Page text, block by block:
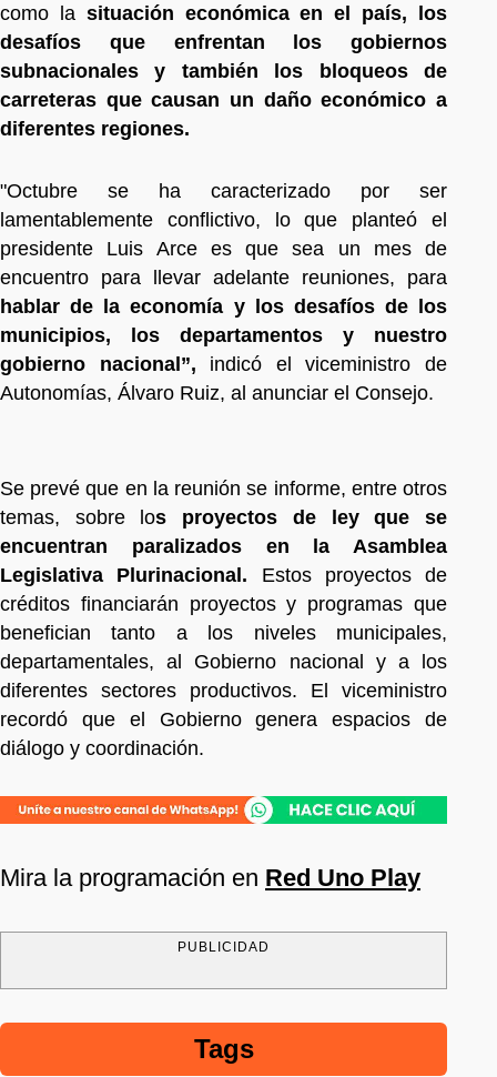
como la situación económica en el país, los
desafíos que enfrentan los gobiernos
subnacionales y también los bloqueos de
carreteras que causan un daño económico a
diferentes regiones.
"Octubre se ha caracterizado por ser
lamentablemente conflictivo, lo que planteó el
presidente Luis Arce es que sea un mes de
encuentro para llevar adelante reuniones, para
hablar de la economía y los desafíos de los
municipios, los departamentos y nuestro
gobierno nacional”, indicó el viceministro de
Autonomías, Álvaro Ruiz, al anunciar el Consejo.
Se prevé que en la reunión se informe, entre otros
temas, sobre los proyectos de ley que se
encuentran paralizados en la Asamblea
Legislativa Plurinacional. Estos proyectos de
créditos financiarán proyectos y programas que
benefician tanto a los niveles municipales,
departamentales, al Gobierno nacional y a los
diferentes sectores productivos. El viceministro
recordó que el Gobierno genera espacios de
diálogo y coordinación.
Mira la programación en Red Uno Play
PUBLICIDAD
Tags